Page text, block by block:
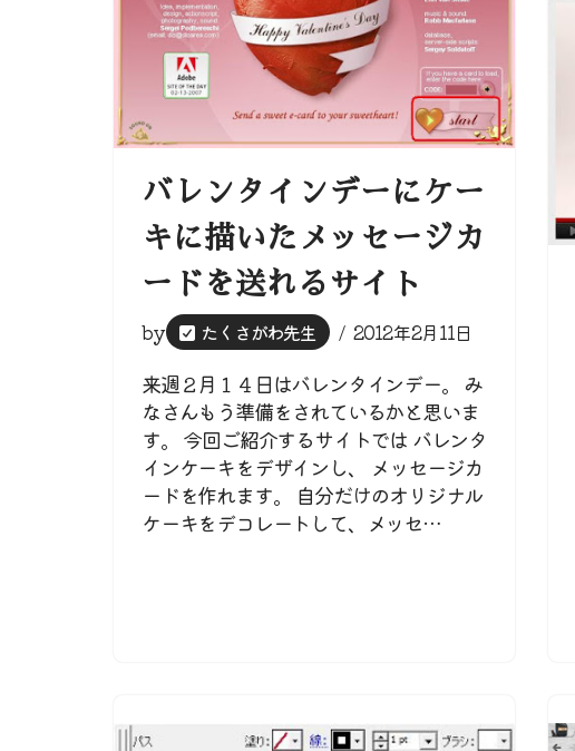
バレンタインデーにケー
キに描いたメッセージカ
ードを送れるサイト
by たくさがわ先生 2012年2月11日
来週２月１４日はバレンタインデー。 み
なさんもう準備をされているかと思いま
す。 今回ご紹介するサイトでは バレンタ
インケーキをデザインし、 メッセージカ
ードを作れます。 自分だけのオリジナル
ケーキをデコレートして、メッセ…